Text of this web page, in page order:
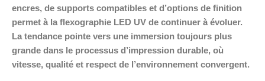
encres, de supports compatibles et d’options de finition
permet à la flexographie LED UV de continuer à évoluer.
La tendance pointe vers une immersion toujours plus
grande dans le processus d’impression durable, où
vitesse, qualité et respect de l’environnement convergent.